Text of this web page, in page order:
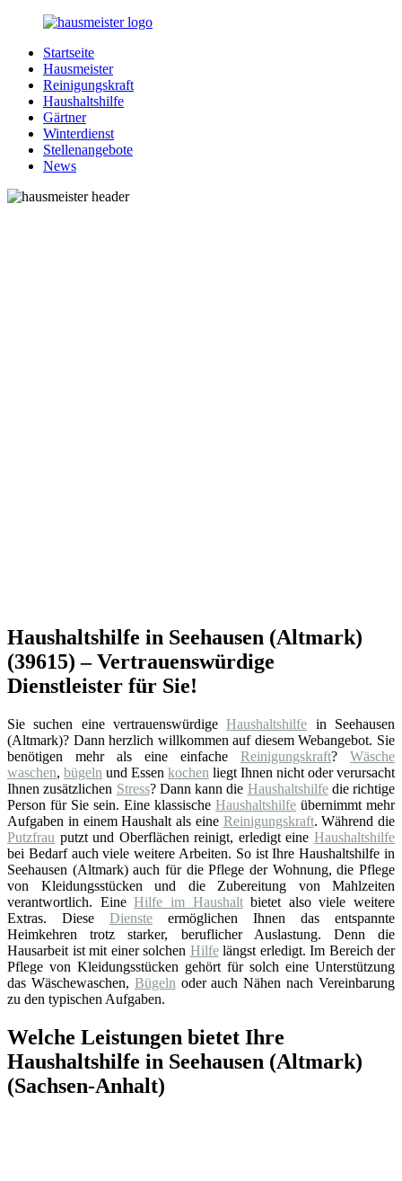
Zurück
Inhalt
Hausmeister.de
Alles
rund
Ihren
Haushalt
Startseite
Hausmeister
Reinigungskraft
Haushaltshilfe
Gärtner
Winterdienst
Stellenangebote
News
Haushaltshilfe in Seehausen (Altmark)
(39615) – Vertrauenswürdige
Dienstleister für Sie!
Sie suchen eine vertrauenswürdigeHaushaltshilfe in Seehausen
(Altmark)? Dann herzlich willkommen auf diesem Webangebot. Sie
benötigen mehr als eine einfache Reinigungskraft? Wäsche
waschen, bügeln und Essen kochen liegt Ihnen nicht oder verursacht
Ihnen zusätzlichen Stress? Dann kann die Haushaltshilfedie richtige
Person für Sie sein. Eine klassische Haushaltshilfe übernimmt mehr
Aufgaben in einem Haushalt als eine Reinigungskraft. Während die
Putzfrau putzt und Oberflächen reinigt, erledigt eine Haushaltshilfe
bei Bedarf auch viele weitere Arbeiten. So ist Ihre Haushaltshilfe in
Seehausen (Altmark) auch für die Pflege der Wohnung, die Pflege
von Kleidungsstücken und die Zubereitung von Mahlzeiten
verantwortlich. EineHilfe im Haushaltbietet also viele weitere
Extras. Diese Dienste ermöglichen Ihnen das entspannte
Heimkehren trotz starker, beruflicher Auslastung. Denn die
Hausarbeit ist mit einer solchen Hilfelängst erledigt. Im Bereich der
Pflege von Kleidungsstücken gehört für solch eine Unterstützung
das Wäschewaschen, Bügeln oder auch Nähen nach Vereinbarung
zu den typischen Aufgaben.
Welche Leistungen bietet Ihre
Haushaltshilfe in Seehausen (Altmark)
(Sachsen-Anhalt)